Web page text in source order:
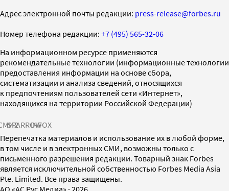
Адрес электронной почты редакции: press-release@forbes.ru
Номер телефона редакции: +7 (495) 565-32-06
На информационном ресурсе применяются
рекомендательные технологии (информационные технологии
предоставления информации на основе сбора,
систематизации и анализа сведений, относящихся
к предпочтениям пользователей сети «Интернет»,
находящихся на территории Российской Федерации)
SPARROWINFOX
Перепечатка материалов и использование их в любой форме,
в том числе и в электронных СМИ, возможны только с
письменного разрешения редакции. Товарный знак Forbes
является исключительной собственностью Forbes Media Asia
Pte. Limited. Все права защищены.
AO «АС Рус Медиа» · 2026